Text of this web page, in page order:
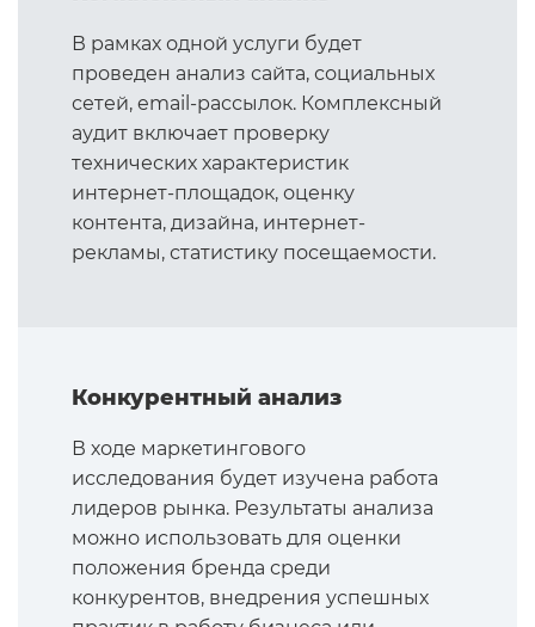
В рамках одной услуги будет
проведен анализ сайта, социальных
сетей, email-рассылок. Комплексный
аудит включает проверку
технических характеристик
интернет-площадок, оценку
контента, дизайна, интернет-
рекламы, статистику посещаемости.
Конкурентный анализ
В ходе маркетингового
исследования будет изучена работа
лидеров рынка. Результаты анализа
можно использовать для оценки
положения бренда среди
конкурентов, внедрения успешных